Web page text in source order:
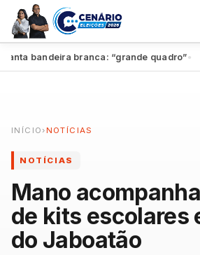
bandeira branca: “grande quadro”●
INÍCIO › NOTÍCIAS
NOTÍCIAS
Mano
de kits escolares
do Jaboatão